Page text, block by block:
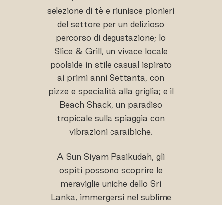
selezione di tè e riunisce pionieri
del settore per un delizioso
percorso di degustazione; lo
Slice & Grill, un vivace locale
poolside in stile casual ispirato
ai primi anni Settanta, con
pizze e specialità alla griglia; e il
Beach Shack, un paradiso
tropicale sulla spiaggia con
vibrazioni caraibiche.
A Sun Siyam Pasikudah, gli
ospiti possono scoprire le
meraviglie uniche dello Sri
Lanka, immergersi nel sublime